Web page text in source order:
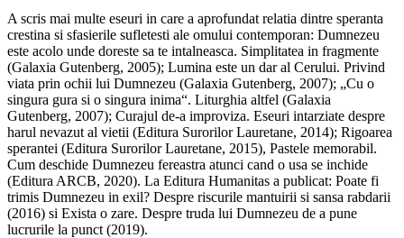
A scris mai multe eseuri in care a aprofundat relatia dintre speranta
crestina si sfasierile sufletesti ale omului contemporan: Dumnezeu
este acolo unde doreste sa te intalneasca. Simplitatea in fragmente
(Galaxia Gutenberg, 2005); Lumina este un dar al Cerului. Privind
viata prin ochii lui Dumnezeu (Galaxia Gutenberg, 2007); „Cu o
singura gura si o singura inima“. Liturghia altfel (Galaxia
Gutenberg, 2007); Curajul de-a improviza. Eseuri intarziate despre
harul nevazut al vietii (Editura Surorilor Lauretane, 2014); Rigoarea
sperantei (Editura Surorilor Lauretane, 2015), Pastele memorabil.
Cum deschide Dumnezeu fereastra atunci cand o usa se inchide
(Editura ARCB, 2020). La Editura Humanitas a publicat: Poate fi
trimis Dumnezeu in exil? Despre riscurile mantuirii si sansa rabdarii
(2016) si Exista o zare. Despre truda lui Dumnezeu de a pune
lucrurile la punct (2019).